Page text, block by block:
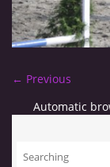
← Previous
Automatic